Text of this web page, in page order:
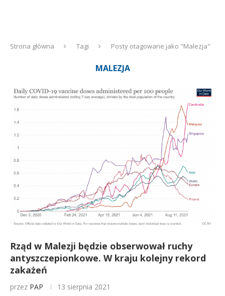
Strona główna Tagi Posty otagowane jako "Malezja"
MALEZJA
Rząd w Malezji będzie obserwował ruchy
antyszczepionkowe. W kraju kolejny rekord
zakażeń
przez PAP 13 sierpnia 2021